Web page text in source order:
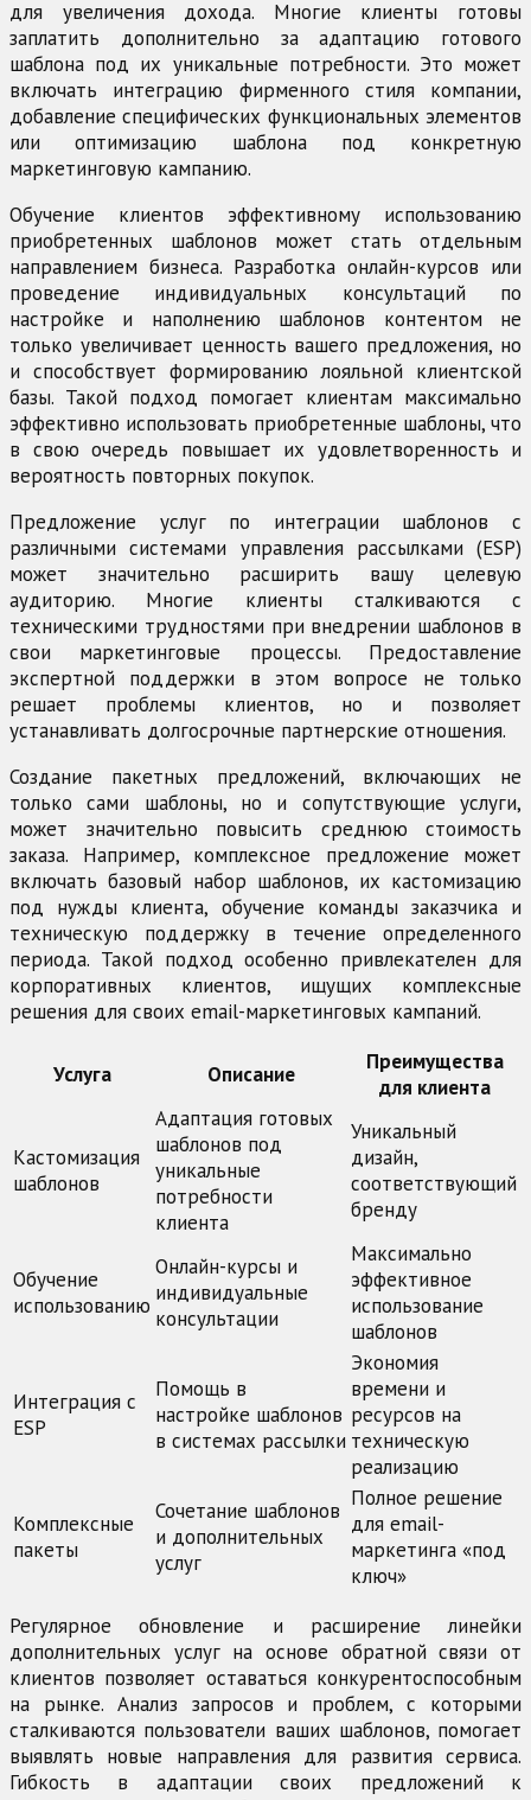
для увеличения дохода. Многие клиенты готовы
заплатить дополнительно за адаптацию готового
шаблона под их уникальные потребности. Это может
включать интеграцию фирменного стиля компании,
добавление специфических функциональных элементов
или оптимизацию шаблона под конкретную
маркетинговую кампанию.
Обучение клиентов эффективному использованию
приобретенных шаблонов может стать отдельным
направлением бизнеса. Разработка онлайн-курсов или
проведение индивидуальных консультаций по
настройке и наполнению шаблонов контентом не
только увеличивает ценность вашего предложения, но
и способствует формированию лояльной клиентской
базы. Такой подход помогает клиентам максимально
эффективно использовать приобретенные шаблоны, что
в свою очередь повышает их удовлетворенность и
вероятность повторных покупок.
Предложение услуг по интеграции шаблонов с
различными системами управления рассылками (ESP)
может значительно расширить вашу целевую
аудиторию. Многие клиенты сталкиваются с
техническими трудностями при внедрении шаблонов в
свои маркетинговые процессы. Предоставление
экспертной поддержки в этом вопросе не только
решает проблемы клиентов, но и позволяет
устанавливать долгосрочные партнерские отношения.
Создание пакетных предложений, включающих не
только сами шаблоны, но и сопутствующие услуги,
может значительно повысить среднюю стоимость
заказа. Например, комплексное предложение может
включать базовый набор шаблонов, их кастомизацию
под нужды клиента, обучение команды заказчика и
техническую поддержку в течение определенного
периода. Такой подход особенно привлекателен для
корпоративных клиентов, ищущих комплексные
решения для своих email-маркетинговых кампаний.
Услуга Описание
Преимущества
для клиента
Кастомизация
шаблонов
Адаптация готовых
шаблонов под
уникальные
потребности
клиента
Уникальный
дизайн,
соответствующий
бренду
Обучение
использованию
Онлайн-курсы и
индивидуальные
консультации
Максимально
эффективное
использование
шаблонов
Интеграция с
ESP
Помощь в
настройке шаблонов
в системах рассылки
Экономия
времени и
ресурсов на
техническую
реализацию
Комплексные
пакеты
Сочетание шаблонов
и дополнительных
услуг
Полное решение
для email-
маркетинга «под
ключ»
Регулярное обновление и расширение линейки
дополнительных услуг на основе обратной связи от
клиентов позволяет оставаться конкурентоспособным
на рынке. Анализ запросов и проблем, с которыми
сталкиваются пользователи ваших шаблонов, помогает
выявлять новые направления для развития сервиса.
Гибкость в адаптации своих предложений к